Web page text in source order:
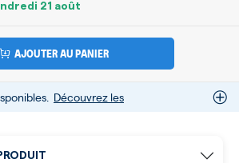
21 août
AJOUTER AU PANIER
Découvrez les